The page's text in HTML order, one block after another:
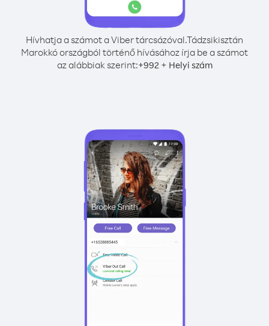
Hívhatja a számot a Viber tárcsázóval.Tádzsikisztán
Marokkó országból történő hívásához írja be a számot
az alábbiak szerint:+992+ Helyi szám